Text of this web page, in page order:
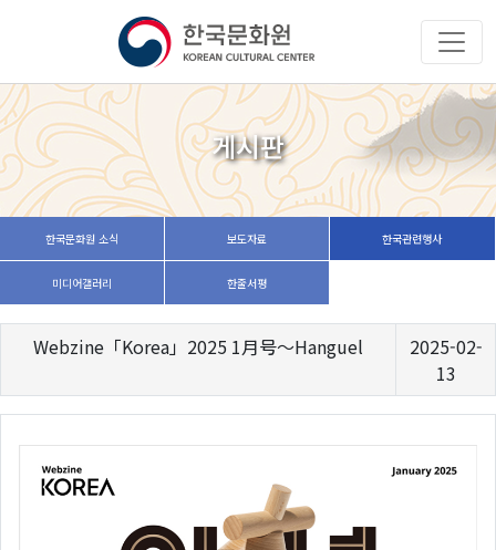
게시판
한국문화원 소식 보도자료 한국관련행사
미디어갤러리 한줄서평
Webzine「Korea」2025 1月号～Hanguel
2025-02-
13